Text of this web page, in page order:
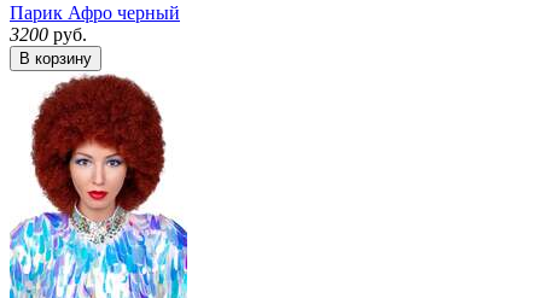
Парик Афро черный
3200 руб.
В корзину